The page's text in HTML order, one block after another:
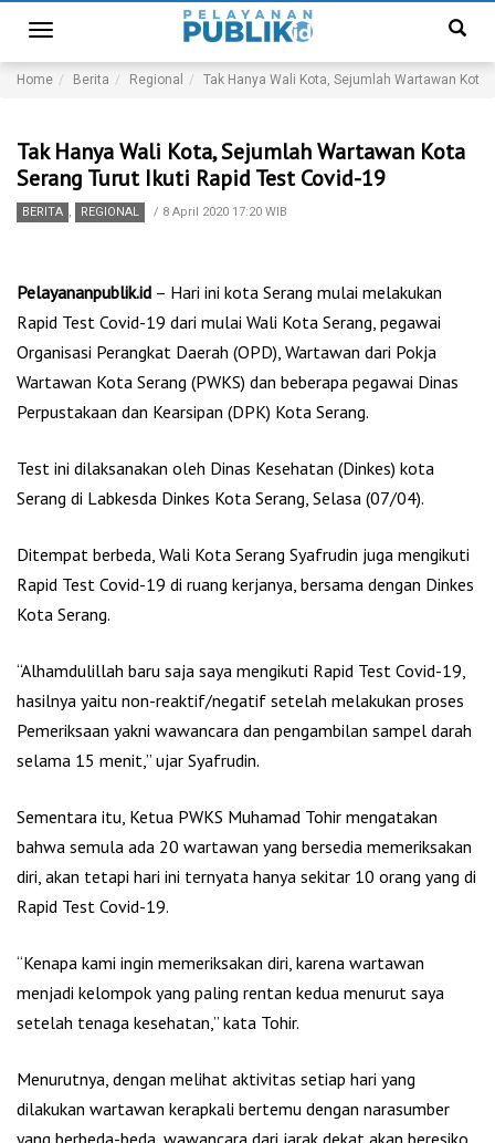
Toggle
navigation
Home Berita Regional Tak Hanya Wali Kota, Sejumlah Wartawan Kota
Tak Hanya Wali Kota, Sejumlah Wartawan Kota
Serang Turut Ikuti Rapid Test Covid-19
BERITA , REGIONAL / 8 April 2020 17:20 WIB
Pelayananpublik.id – Hari ini kota Serang mulai melakukan
Rapid Test Covid-19 dari mulai Wali Kota Serang, pegawai
Organisasi Perangkat Daerah (OPD), Wartawan dari Pokja
Wartawan Kota Serang (PWKS) dan beberapa pegawai Dinas
Perpustakaan dan Kearsipan (DPK) Kota Serang.
Test ini dilaksanakan oleh Dinas Kesehatan (Dinkes) kota
Serang di Labkesda Dinkes Kota Serang, Selasa (07/04).
Ditempat berbeda, Wali Kota Serang Syafrudin juga mengikuti
Rapid Test Covid-19 di ruang kerjanya, bersama dengan Dinkes
Kota Serang.
“Alhamdulillah baru saja saya mengikuti Rapid Test Covid-19,
hasilnya yaitu non-reaktif/negatif setelah melakukan proses
Pemeriksaan yakni wawancara dan pengambilan sampel darah
selama 15 menit,” ujar Syafrudin.
Sementara itu, Ketua PWKS Muhamad Tohir mengatakan
bahwa semula ada 20 wartawan yang bersedia memeriksakan
diri, akan tetapi hari ini ternyata hanya sekitar 10 orang yang di
Rapid Test Covid-19.
“Kenapa kami ingin memeriksakan diri, karena wartawan
menjadi kelompok yang paling rentan kedua menurut saya
setelah tenaga kesehatan,” kata Tohir.
Menurutnya, dengan melihat aktivitas setiap hari yang
dilakukan wartawan kerapkali bertemu dengan narasumber
yang berbeda-beda, wawancara dari jarak dekat akan beresiko